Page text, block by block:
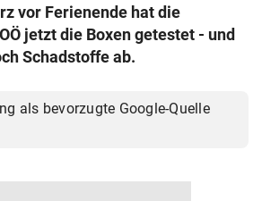
& Co KG 2026
vor Ferienende hat die
jetzt die Boxen getestet - und
Schadstoffe ab.
als bevorzugte Google-Quelle